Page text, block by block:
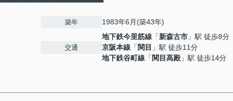
築年 1983年6月(築43年)
交通
地下鉄今里筋線 「新森古市 」駅 徒歩8分
京阪本線 「 関目 」駅 徒歩11分
地下鉄谷町線 「 関目高殿 」駅 徒歩14分